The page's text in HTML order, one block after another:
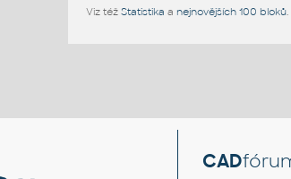
Viz též Statistika a nejnovějších 100 bloků.
CAD